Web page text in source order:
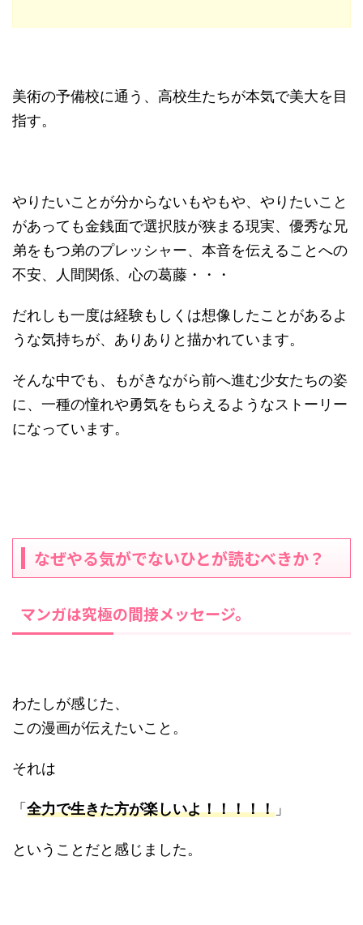
美術の予備校に通う、高校生たちが本気で美大を目
指す。
やりたいことが分からないもやもや、やりたいこと
があっても金銭面で選択肢が狭まる現実、優秀な兄
弟をもつ弟のプレッシャー、本音を伝えることへの
不安、人間関係、心の葛藤・・・
だれしも一度は経験もしくは想像したことがあるよ
うな気持ちが、ありありと描かれています。
そんな中でも、もがきながら前へ進む少女たちの姿
に、一種の憧れや勇気をもらえるようなストーリー
になっています。
なぜやる気がでないひとが読むべきか？
マンガは究極の間接メッセージ。
わたしが感じた、
この漫画が伝えたいこと。
それは
「 全力で生きた方が楽しいよ！！！！！ 」
ということだと感じました。